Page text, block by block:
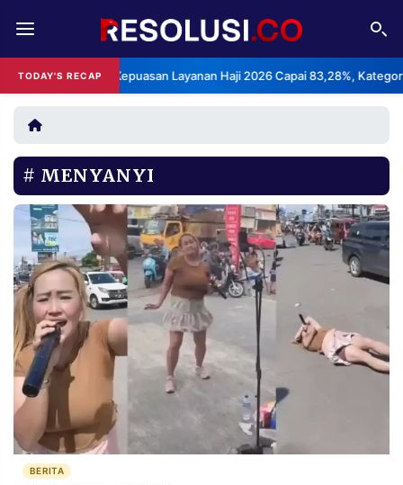
TODAY'S RECAP
BPS: Indeks Kepuasan Layanan Haji 2026 Capai 83,28%, Kategori
REDAKSI TENTANG
RESOLUSI IKLAN
RUBRIKASI
EDITORIAL AKSARA
FINANSIA PERSONA
DAERAH NASIONAL
MANCA SPORT
INFORMASI
PRIVACY
POLICY
INFORMASI
IKLAN
KIRIM
MENYANYI
BERITA